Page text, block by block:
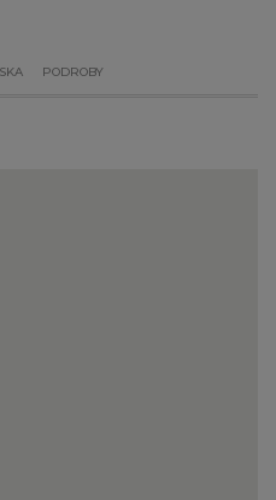
PODROBY